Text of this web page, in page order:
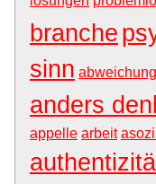
branche
sinn
anders
appelle arbeit